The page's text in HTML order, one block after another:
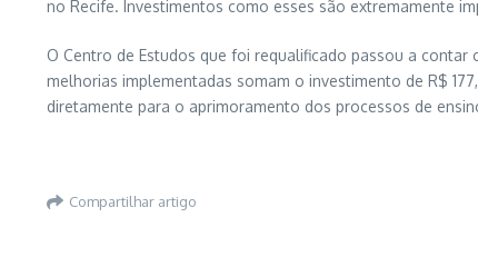
no Recife. Investimentos como esses são extremamente
O Centro de Estudos que foi requalificado passou a
melhorias implementadas somam o investimento de R$
diretamente para o aprimoramento dos processos de
Compartilhar artigo